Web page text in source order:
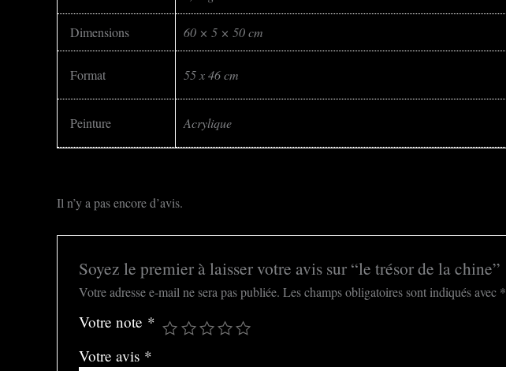
Dimensions 60 × 5 × 50 cm
Format 55 x 46 cm
Peinture Acrylique
Il n’y a pas encore d’avis.
Soyez le premier à laisser votre avis sur “le trésor de la chine”
Votre adresse e-mail ne sera pas publiée. Les champs obligatoires sont indiqués avec *
Votre note *
Votre avis *